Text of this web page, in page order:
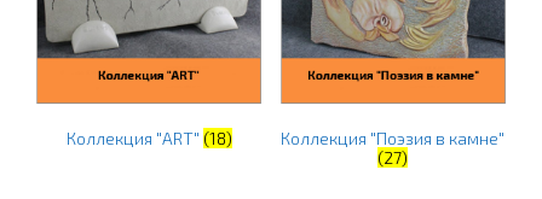
Коллекция "ART" (18)
Коллекция "Поэзия в камне"
(27)